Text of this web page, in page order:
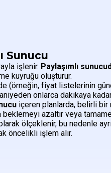
Sunucu
işlenir. Paylaşımlı
kuyruğu oluşturur.
(örneğin, fiyat listelerinin
onlarca dakikaya
içeren planlarda, belirli bir
beklemeyi azaltır veya
ölçeklenir, bu nedenle
öncelikli işlem alır.